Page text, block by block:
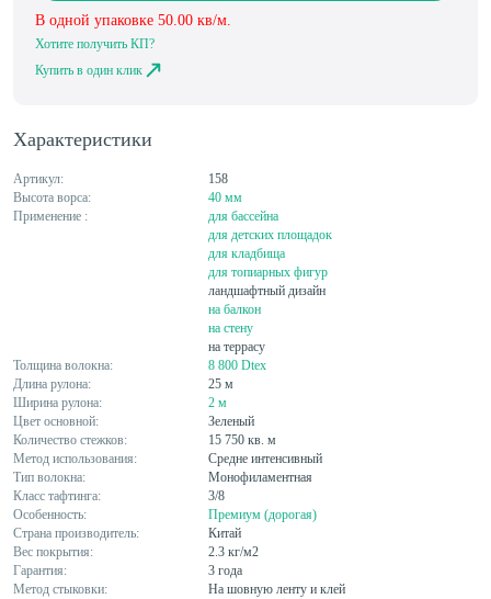
Характеристики
Артикул:
158
Высота ворса:
40 мм
Применение :
для бассейна
для детских площадок
для кладбища
для топиарных фигур
ландшафтный дизайн
на балкон
на стену
на террасу
Толщина волокна:
8 800 Dtex
Длина рулона:
25 м
Ширина рулона:
2 м
Цвет основной:
Зеленый
Количество стежков:
15 750 кв. м
Метод использования:
Средне интенсивный
Тип волокна:
Монофиламентная
Класс тафтинга:
3/8
Особенность:
Премиум (дорогая)
Страна производитель:
Китай
Вес покрытия:
2.3 кг/м2
Гарантия:
3 года
Метод стыковки:
На шовную ленту и клей
В одной упаковке 50.00 кв/м.
Хотите получить КП?
Купить в один клик